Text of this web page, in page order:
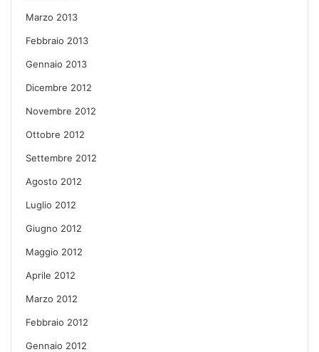
Marzo 2013
Febbraio 2013
Gennaio 2013
Dicembre 2012
Novembre 2012
Ottobre 2012
Settembre 2012
Agosto 2012
Luglio 2012
Giugno 2012
Maggio 2012
Aprile 2012
Marzo 2012
Febbraio 2012
Gennaio 2012